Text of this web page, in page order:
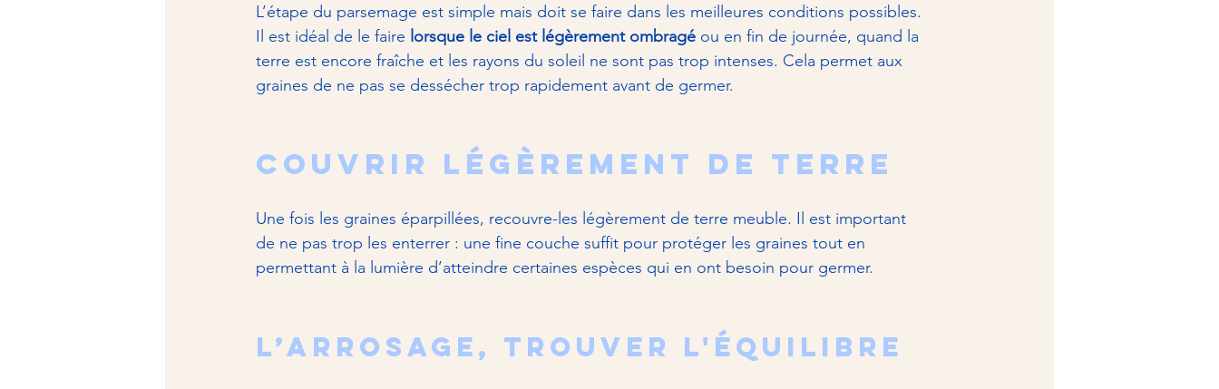
L’étape du parsemage est simple mais doit se faire dans les meilleures conditions possibles.
Il est idéal de le faire lorsque le ciel est légèrement ombragé ou en fin de journée, quand la
terre est encore fraîche et les rayons du soleil ne sont pas trop intenses. Cela permet aux
graines de ne pas se dessécher trop rapidement avant de germer.
Couvrir légèrement de terre
Une fois les graines éparpillées, recouvre-les légèrement de terre meuble. Il est important
de ne pas trop les enterrer : une fine couche suffit pour protéger les graines tout en
permettant à la lumière d’atteindre certaines espèces qui en ont besoin pour germer.
L’arrosage, trouver l'équilibre